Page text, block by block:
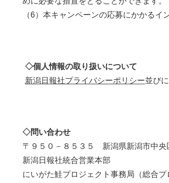
（6）本キャンペーンの応募にかかるイ
◇個人情報の取り扱いについて
新潟日報社プライバシーポリシー並びに
◇問い合わせ
〒９５０－８５３５ 新潟県新潟市中央
新潟日報社統合営業本部
にいがた鮭プロジェクト事務局（総合プ